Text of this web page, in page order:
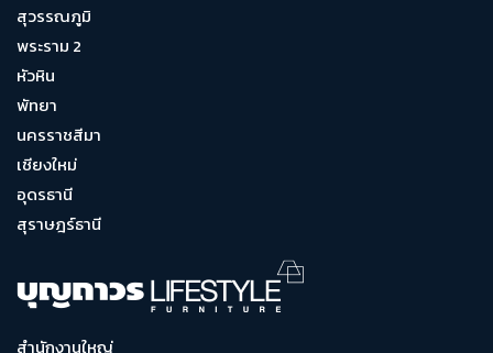
สุวรรณภูมิ
พระราม 2
หัวหิน
พัทยา
นครราชสีมา
เชียงใหม่
อุดรธานี
สุราษฎร์ธานี
สำนักงานใหญ่